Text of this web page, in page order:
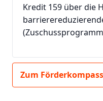
Kredit 159 über die
Zum Förderkompass